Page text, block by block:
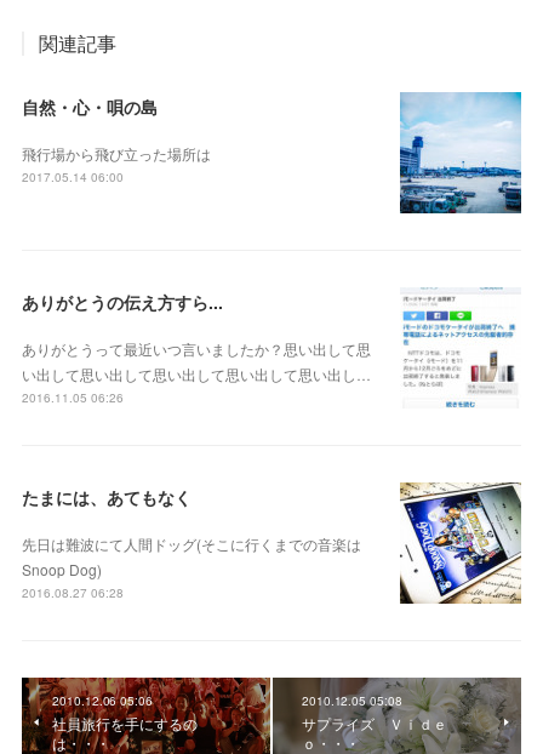
関連記事
自然・心・唄の島
飛行場から飛び立った場所は
2017.05.14 06:00
ありがとうの伝え方すら...
ありがとうって最近いつ言いましたか？思い出して思
い出して思い出して思い出して思い出して思い出し…
2016.11.05 06:26
たまには、あてもなく
先日は難波にて人間ドッグ(そこに行くまでの音楽は
Snoop Dog)
2016.08.27 06:28
2010.12.06 05:06
社員旅行を手にするの
は・・・
2010.12.05 05:08
サプライズ Ｖｉｄｅ
ｏ・・・